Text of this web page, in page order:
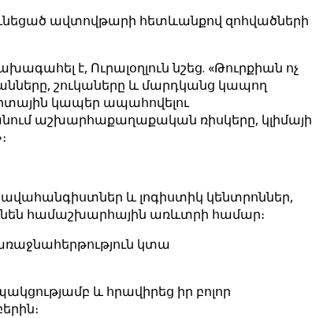
ավտովթարի հետևանքով զոհվածների
է, Ուրալօղլուն նշեց. «Թուրքիան ոչ
շուկաները և մարդկանց կապող
կապեր ապահովելու
աշխարհաքաղաքական ռիսկերը, կլիմայի
և լոգիստիկ կենտրոններ,
համաշխարհային առևտրի համար։
կտա
և հրավիրեց իր բոլոր